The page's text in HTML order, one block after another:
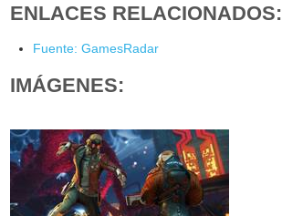
ENLACES RELACIONADOS:
Fuente: GamesRadar
IMÁGENES: